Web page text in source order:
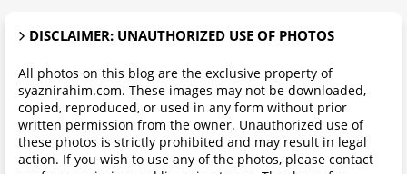
DISCLAIMER: UNAUTHORIZED USE OF PHOTOS
All photos on this blog are the exclusive property of
syaznirahim.com. These images may not be downloaded,
copied, reproduced, or used in any form without prior
written permission from the owner. Unauthorized use of
these photos is strictly prohibited and may result in legal
action. If you wish to use any of the photos, please contact